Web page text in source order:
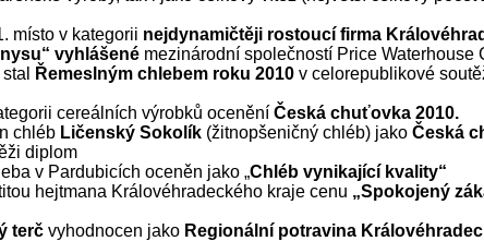
místo v kategorii nejdynamičtěji rostoucí firma
vyhlášené mezinárodní společností Price Waterhouse
Řemeslným chlebem roku 2010 v celorepublikové
cereálních výrobků ocenění Česká chuťovka 2010.
chléb Ličenský Sokolík (žitnopšeničný chléb) jako Česká
diplom
v Pardubicích oceněn jako „Chléb vynikající kvality“
hejtmana Královéhradeckého kraje cenu „Spokojený
terč vyhodnocen jako Regionální potravina